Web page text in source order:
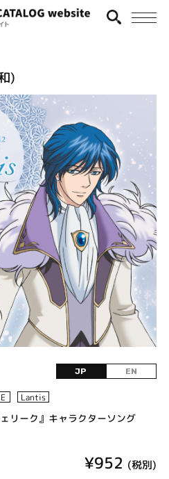
)
JP EN
Lantis
リーク』キャラクターソング
¥952 (税別)